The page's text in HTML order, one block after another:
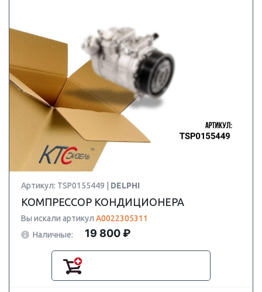
Артикул: TSP0155449 | DELPHI
КОМПРЕССОР КОНДИЦИОНЕРА
Вы искали артикул A0022305311
Наличные:
19 800 ₽